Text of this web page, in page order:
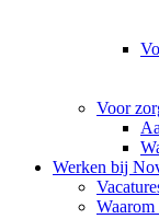
Voor
Werken bij